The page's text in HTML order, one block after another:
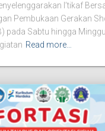
I’tikaf
Pembukaan Gerakan
pada Sabtu hingga
Read more…